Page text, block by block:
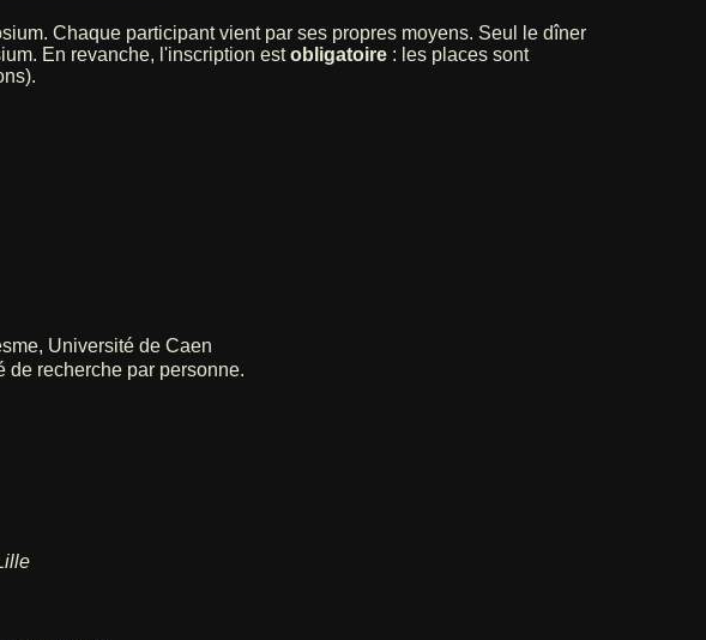
Chaque participant vient par ses propres moyens. Seul le dîner
En revanche, l'inscription estobligatoire : les places sont
Université de Caen
de recherche par personne.